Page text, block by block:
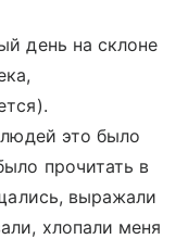
день на склоне
это было
прочитать в
выражали
хлопали меня